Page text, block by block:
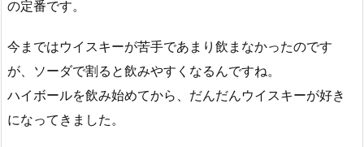
の定番です。
今まではウイスキーが苦手であまり飲まなかったのです
が、ソーダで割ると飲みやすくなるんですね。
ハイボールを飲み始めてから、だんだんウイスキーが好き
になってきました。